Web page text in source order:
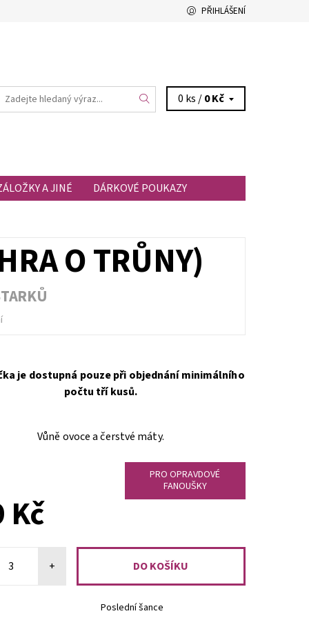
PŘIHLÁŠENÍ
0 ks /0 Kč
A JINÉ
DÁRKOVÉ POUKAZY
O TRŮNY)
je dostupná pouze při objednání minimálního
počtu tří kusů.
Vůně ovoce a čerstvé máty.
PRO OPRAVDOVÉ
FANOUŠKY
Kč
+
Poslední šance